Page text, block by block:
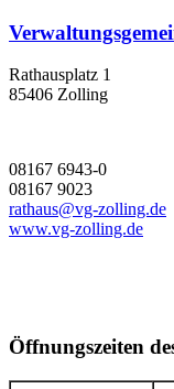
Rathausplatz 1
85406 Zolling
08167 6943-0
08167 9023
rathaus@vg-zolling.de
www.vg-zolling.de
Öffnungszeiten